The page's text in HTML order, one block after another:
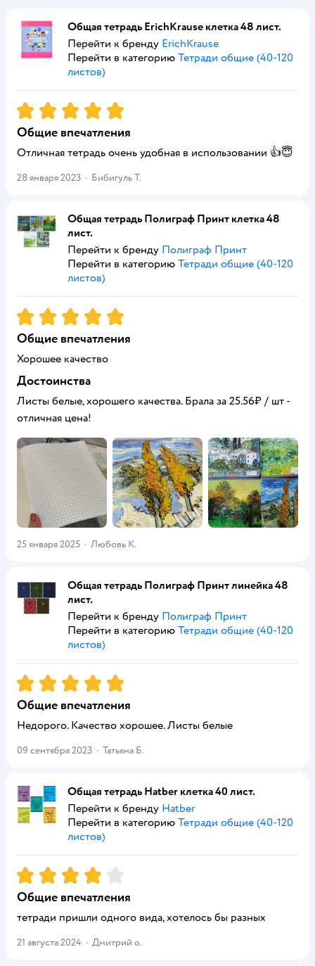
Общая тетрадь ErichKrause клетка 48 лист.
Перейти к бренду ErichKrause
Перейти в категорию Тетради общие (40-120
листов)
Рейтинг:5
Общие впечатления
Отличная тетрадь очень удобная в использовании 👍😇
28 января 2023 · Бибигуль Т.
Общая тетрадь Полиграф Принт клетка 48
лист.
Перейти к бренду Полиграф Принт
Перейти в категорию Тетради общие (40-120
листов)
Рейтинг:5
Общие впечатления
Хорошее качество
Достоинства
Листы белые, хорошего качества. Брала за 25.56₽ / шт -
отличная цена!
25 января 2025 · Любовь К.
Общая тетрадь Полиграф Принт линейка 48
лист.
Перейти к бренду Полиграф Принт
Перейти в категорию Тетради общие (40-120
листов)
Рейтинг:5
Общие впечатления
Недорого. Качество хорошее. Листы белые
09 сентября 2023 · Татьяна Б.
Общая тетрадь Hatber клетка 40 лист.
Перейти к бренду Hatber
Перейти в категорию Тетради общие (40-120
листов)
Рейтинг:4
Общие впечатления
тетради пришли одного вида, хотелось бы разных
21 августа 2024 · Дмитрий о.